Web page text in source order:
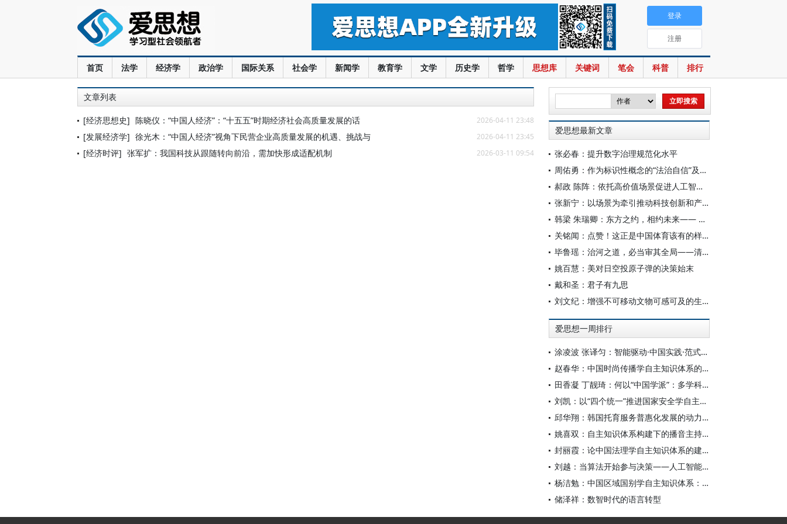
首页 法学 经济学 政治学 国际关系 社会学 新闻学 教育学 文学 历史学 哲学 思想库 关键词 笔会 科普 排行
登录
注册
文章列表
[经济思想史] 陈晓仪：“中国人经济”：“十五五”时期经济社会高质量发展的话 2026-04-11 23:48
[发展经济学] 徐光木：“中国人经济”视角下民营企业高质量发展的机遇、挑战与 2026-04-11 23:45
[经济时评] 张军扩：我国科技从跟随转向前沿，需加快形成适配机制 2026-03-11 09:54
爱思想最新文章
张必春：提升数字治理规范化水平
周佑勇：作为标识性概念的“法治自信”及其时代意蕴
郝政 陈阵：依托高价值场景促进人工智能高质量数据集建设
张新宁：以场景为牵引推动科技创新和产业创新深度融合
韩梁 朱瑞卿：东方之约，相约未来—— 中国元首外交的世界情怀与大国气派
关铭闻：点赞！这正是中国体育该有的样子
毕鲁瑶：治河之道，必当审其全局——清代靳辅的治水理念与实践
姚百慧：美对日空投原子弹的决策始末
戴和圣：君子有九思
刘文纪：增强不可移动文物可感可及的生命力
爱思想一周排行
涂凌波 张译匀：智能驱动·中国实践·范式创新：“构建中国新闻传播学自主知识体系”专题研讨会综述
赵春华：中国时尚传播学自主知识体系的内在逻辑与实践路径
田香凝 丁靓琦：何以“中国学派”：多学科视野下中国特色新闻传播学建设的研究
刘凯：以“四个统一”推进国家安全学自主知识体系构建
邱华翔：韩国托育服务普惠化发展的动力机制、制度路径与政策效应
姚喜双：自主知识体系构建下的播音主持高等专业教育研究
封丽霞：论中国法理学自主知识体系的建构
刘越：当算法开始参与决策——人工智能重塑全球治理的底层逻辑
杨洁勉：中国区域国别学自主知识体系：本原、借鉴和建构
储泽祥：数智时代的语言转型